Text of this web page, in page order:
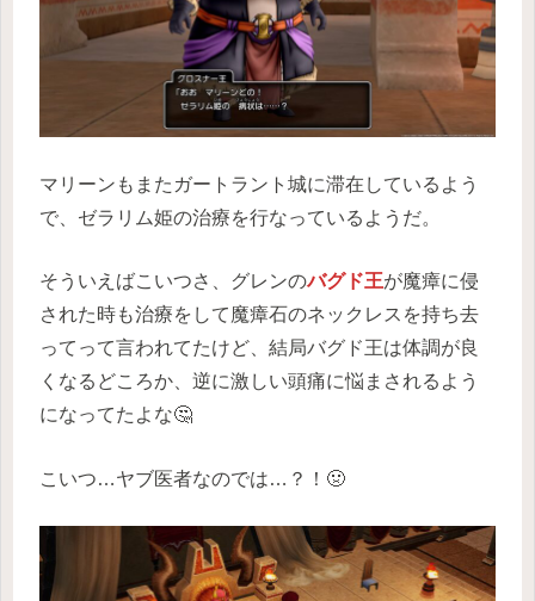
マリーンもまたガートラント城に滞在しているよう
で、ゼラリム姫の治療を行なっているようだ。
そういえばこいつさ、グレンのバグド王が魔瘴に侵
された時も治療をして魔瘴石のネックレスを持ち去
ってって言われてたけど、結局バグド王は体調が良
くなるどころか、逆に激しい頭痛に悩まされるよう
になってたよな🤔
こいつ…ヤブ医者なのでは…？！🤢